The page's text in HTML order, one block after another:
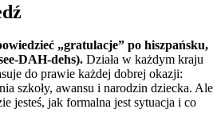
„gratulacje” po hiszpańsku,
DAH-dehs). Działa w każdym kraju
do prawie każdej dobrej okazji:
szkoły, awansu i narodzin dziecka. Ale
jesteś, jak formalna jest sytuacja i co